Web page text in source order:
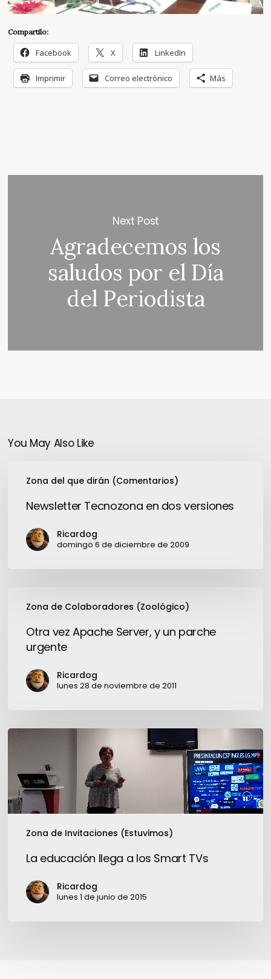
Compartilo:
Facebook X LinkedIn
Imprimir Correo electrónico Más
Next Post
Agradecemos los
saludos por el Día
del Periodista
You May Also Like
Zona del que dirán (Comentarios)
Tecnozona
versiones
Newsletter Tecnozona en dos versiones
Ricardog
domingo 6 de diciembre de 2009
Zona de Colaboradores (Zoológico)
Server,
parche
Otra vez Apache Server, y un parche
urgente
Ricardog
lunes 28 de noviembre de 2011
Zona de Invitaciones (Estuvimos)
La
los
Smart
La educación llega a los Smart TVs
Ricardog
lunes 1 de junio de 2015